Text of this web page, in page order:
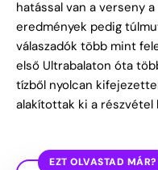
hatással van a verseny
eredmények pedig
válaszadók több mint
első Ultrabalaton óta
tízből nyolcan
alakítottak ki a részvétel
EZT OLVASTAD MÁR?